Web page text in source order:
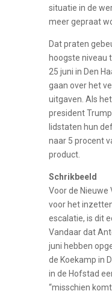
situatie in de
meer gepraat
Dat praten
hoogste niveau
25 juni in Den
gaan over het
uitgaven. Als
president
lidstaten hun
naar 5 procent
product.
Schrikbeeld
Voor de Nieuwe
voor het
escalatie, is dit
Vandaar dat
juni hebben
de Koekamp in
in de Hofstad
“misschien